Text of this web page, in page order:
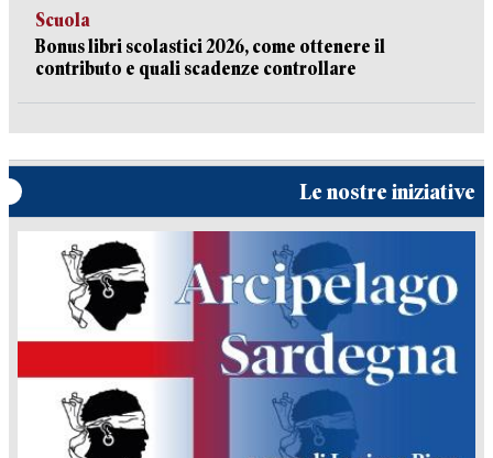
Scuola
Bonus libri scolastici 2026, come ottenere il
contributo e quali scadenze controllare
Le nostre iniziative